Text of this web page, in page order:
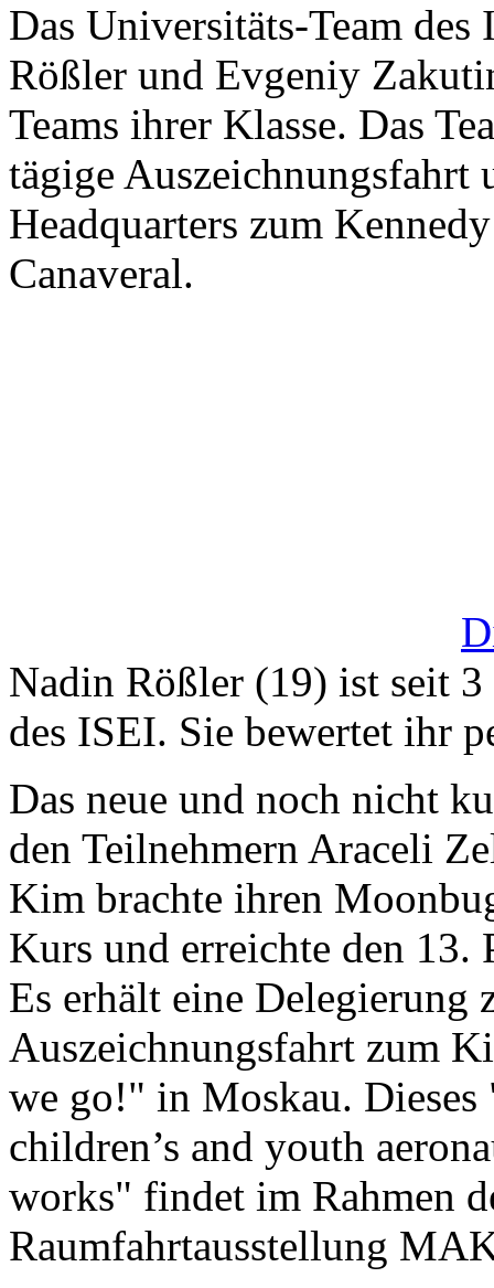
Das Universitäts-Team
Rößler und Evgeniy
Teams ihrer Klasse. Das
tägige Auszeichnungsfahrt
Headquarters zum
Canaveral.
Nadin Rößler (19) ist seit
des ISEI. Sie bewertet ihr
Das neue und noch nicht
den Teilnehmern Araceli
Kim brachte ihren
Kurs und erreichte den 13.
Es erhält eine Delegierung
Auszeichnungsfahrt zum
we go!" in Moskau.
children’s and youth
works" findet im Rahmen
Raumfahrtausstellung